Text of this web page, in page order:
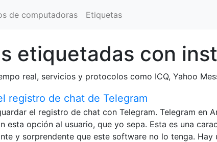
de computadoras Etiquetas
etiquetadas con
real, servicios y protocolos como ICQ, Yahoo
registro de chat de Telegram
el registro de chat con Telegram. Telegram en
esta opción al usuario, que yo sepa. Esta es una
y sorprendente que este software no lo tenga. Hay